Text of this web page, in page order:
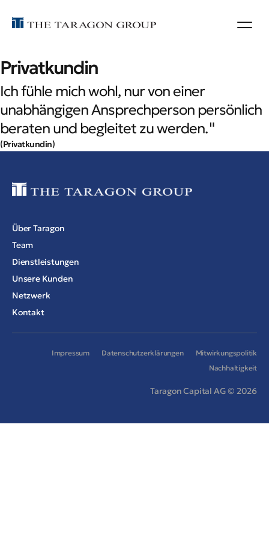
Privatkundin
Ich fühle mich wohl, nur von einer
unabhängigen Ansprechperson persönlich
beraten und begleitet zu werden."
(Privatkundin)
Über Taragon
Team
Dienstleistungen
Unsere Kunden
Netzwerk
Kontakt
Taragon Capital AG © 2026
Impressum Datenschutzerklärungen
Mitwirkungspolitik
Nachhaltigkeit